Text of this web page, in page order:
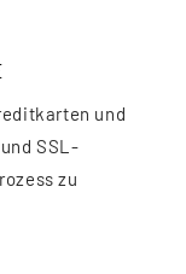
und
SSL-
zu